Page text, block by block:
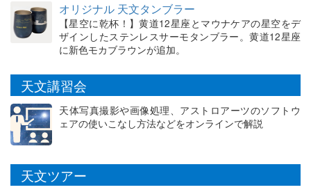
オリジナル 天文タンブラー
【星空に乾杯！】黄道12星座とマウナケアの星空をデ
ザインしたステンレスサーモタンブラー。黄道12星座
に新色モカブラウンが追加。
天文講習会
天体写真撮影や画像処理、アストロアーツのソフトウ
ェアの使いこなし方法などをオンラインで解説
天文ツアー